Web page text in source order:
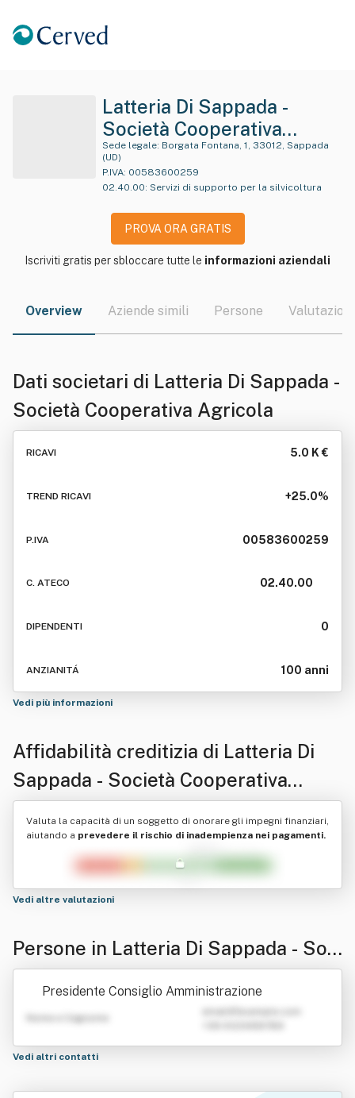
Latteria Di Sappada -
Società Cooperativa
Agricola
Sede legale:
(UD)
P.IVA: 00583600259
02.40.00: Servizi di supporto per la silvicoltura
PROVA ORA GRATIS
Iscriviti gratis per sbloccare tutte le informazioni aziendali
Overview Aziende simili Persone Valutazioni
Dati societari di Latteria Di Sappada -
Società Cooperativa Agricola
RICAVI 5.0 K €
TREND RICAVI +25.0%
P.IVA 00583600259
C. ATECO 02.40.00
DIPENDENTI 0
ANZIANITÁ 100 anni
Vedi più informazioni
Affidabilità creditizia di Latteria Di
Sappada - Società Cooperativa
Agricola
Valuta la capacità di un soggetto di onorare gli impegni finanziari,
aiutando a prevedere il rischio di inadempienza nei pagamenti.
Vedi altre valutazioni
Persone in Latteria Di Sappada - Soci
età Cooperativa Agricola
Presidente Consiglio Amministrazione
Nome e Cognome
Vedi altri contatti